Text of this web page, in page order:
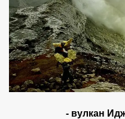
- вулкан